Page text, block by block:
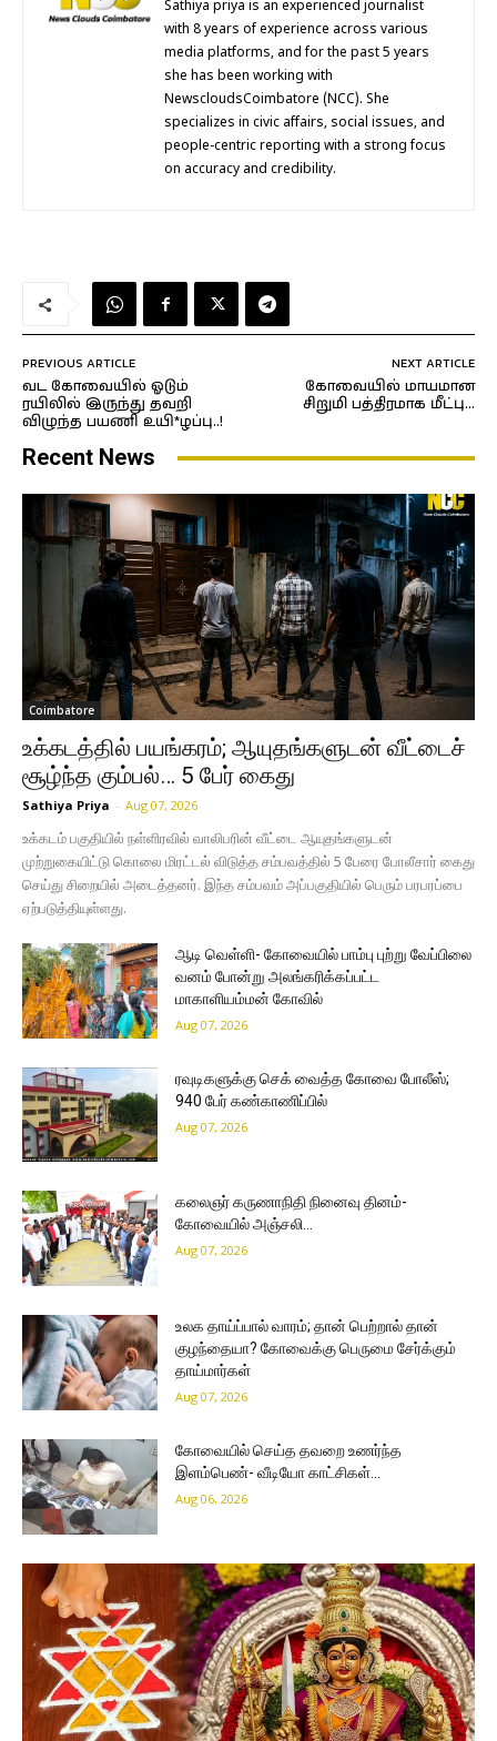
Sathiya priya is an experienced journalist
with 8 years of experience across various
media platforms, and for the past 5 years
she has been working with
NewscloudsCoimbatore (NCC). She
specializes in civic affairs, social issues, and
people-centric reporting with a strong focus
on accuracy and credibility.
PREVIOUS ARTICLE
வட கோவையில் ஓடும்
ரயிலில் இருந்து தவறி
விழுந்த பயணி உயி*ழப்பு..!
NEXT ARTICLE
கோவையில் மாயமான
சிறுமி பத்திரமாக மீட்பு…
Recent News
Coimbatore
உக்கடத்தில் பயங்கரம்; ஆயுதங்களுடன் வீட்டைச்
சூழ்ந்த கும்பல்… 5 பேர் கைது
Sathiya Priya - Aug 07, 2026
உக்கடம் பகுதியில் நள்ளிரவில் வாலிபரின் வீட்டை ஆயுதங்களுடன்
முற்றுகையிட்டு கொலை மிரட்டல் விடுத்த சம்பவத்தில் 5 பேரை போலீசார் கைது
செய்து சிறையில் அடைத்தனர். இந்த சம்பவம் அப்பகுதியில் பெரும் பரபரப்பை
ஏற்படுத்தியுள்ளது.
ஆடி வெள்ளி- கோவையில் பாம்பு புற்று வேப்பிலை
வனம் போன்று அலங்கரிக்கப்பட்ட
மாகாளியம்மன் கோவில்
Aug 07, 2026
ரவுடிகளுக்கு செக் வைத்த கோவை போலீஸ்;
940 பேர் கண்காணிப்பில்
Aug 07, 2026
கலைஞர் கருணாநிதி நினைவு தினம்-
கோவையில் அஞ்சலி…
Aug 07, 2026
உலக தாய்ப்பால் வாரம்; தான் பெற்றால் தான்
குழந்தையா? கோவைக்கு பெருமை சேர்க்கும்
தாய்மார்கள்
Aug 07, 2026
கோவையில் செய்த தவறை உணர்ந்த
இளம்பெண்- வீடியோ காட்சிகள்…
Aug 06, 2026